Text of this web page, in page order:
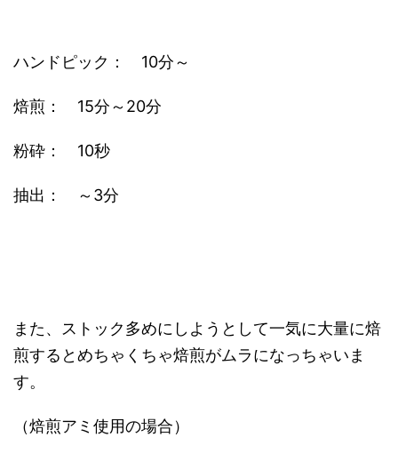
ハンドピック： 10分～
焙煎： 15分～20分
粉砕： 10秒
抽出： ～3分
また、ストック多めにしようとして一気に大量に焙
煎するとめちゃくちゃ焙煎がムラになっちゃいま
す。
（焙煎アミ使用の場合）